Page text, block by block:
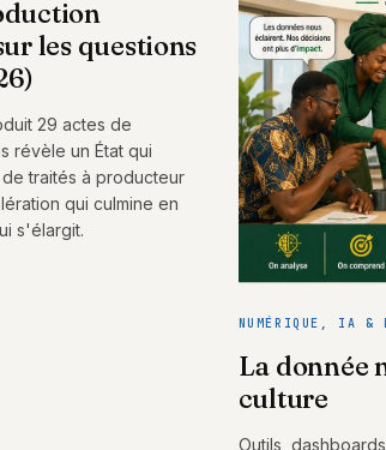
les questions
29 actes de
révèle un État qui
traités à producteur
qui culmine en
s'élargit.
NUMÉRIQUE, IA &
La donnée
culture
Outils,